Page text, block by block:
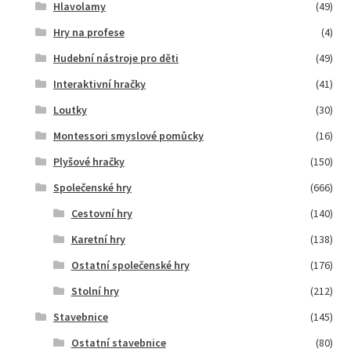
Hlavolamy
(49)
Hry na profese
(4)
Hudební nástroje pro děti
(49)
Interaktivní hračky
(41)
Loutky
(30)
Montessori smyslové pomůcky
(16)
Plyšové hračky
(150)
Společenské hry
(666)
Cestovní hry
(140)
Karetní hry
(138)
Ostatní společenské hry
(176)
Stolní hry
(212)
Stavebnice
(145)
Ostatní stavebnice
(80)